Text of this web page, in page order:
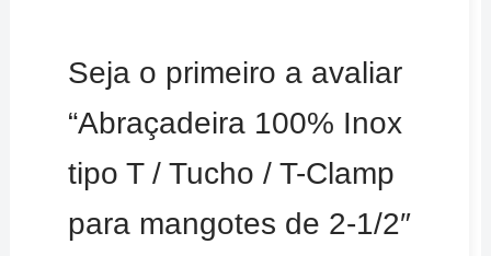
Seja o primeiro a avaliar
“Abraçadeira 100% Inox
tipo T / Tucho / T-Clamp
para mangotes de 2-1/2″